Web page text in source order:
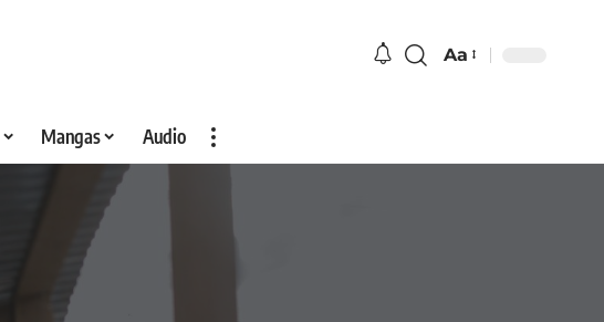
Aa
Mangas Audio